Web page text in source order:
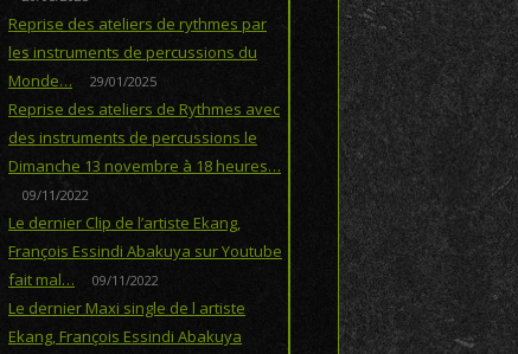
Reprise des ateliers de rythmes par
les instruments de percussions du
Monde…
29/01/2025
Reprise des ateliers de Rythmes avec
des instruments de percussions le
Dimanche 13 novembre à 18 heures…
09/11/2022
Le dernier Clip de l’artiste Ekang,
François Essindi Abakuya sur Youtube
fait mal…
09/11/2022
Le dernier Maxi single de l artiste
Ekang, François Essindi Abakuya